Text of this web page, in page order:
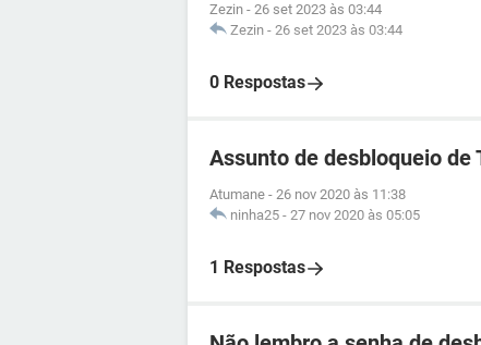
Zezin - 26 set 2023 às 03:44
Zezin - 26 set 2023 às 03:44
0 Respostas
Assunto de desbloqueio de
Atumane - 26 nov 2020 às 11:38
ninha25 - 27 nov 2020 às 05:05
1 Respostas